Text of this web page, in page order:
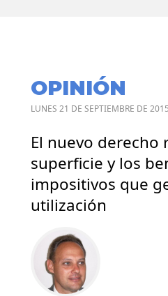
OPINIÓN
LUNES 21 DE SEPTIEMBRE DE 2015
El nuevo derecho
superficie y los
impositivos que
utilización